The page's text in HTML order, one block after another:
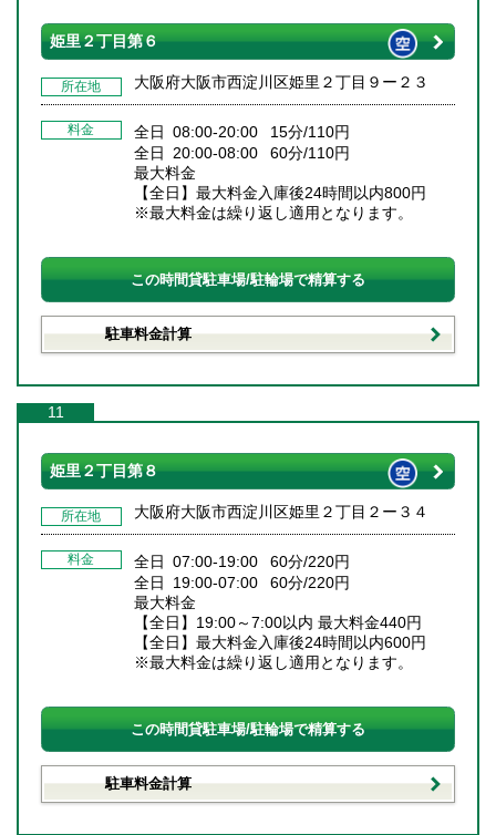
姫里２丁目第６
所在地 大阪府大阪市西淀川区姫里２丁目９ー２３
料金
全日 08:00-20:00 15分/110円
全日 20:00-08:00 60分/110円
最大料金
【全日】最大料金入庫後24時間以内800円
※最大料金は繰り返し適用となります。
この時間貸駐車場/駐輪場で精算する
駐車料金計算
11
姫里２丁目第８
所在地 大阪府大阪市西淀川区姫里２丁目２ー３４
料金
全日 07:00-19:00 60分/220円
全日 19:00-07:00 60分/220円
最大料金
【全日】19:00～7:00以内 最大料金440円
【全日】最大料金入庫後24時間以内600円
※最大料金は繰り返し適用となります。
この時間貸駐車場/駐輪場で精算する
駐車料金計算